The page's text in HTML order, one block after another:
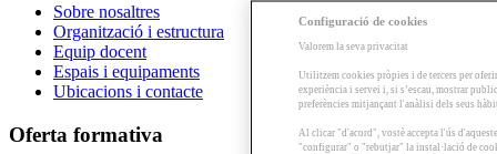
Sobre nosaltres
Organització i estructura
Equip docent
Espais i equipaments
Ubicacions i contacte
Oferta formativa
Configuració de cookies
Valorem la seva privacitat
Utilitzem cookies pròpies i de tercers per
experiència i servei i, si s’escau, mostrar
preferències mitjançant l'anàlisi dels seus
Al clicar "d'acord", vostè accepta l'ús
"configurar" o "rebutjar" la instal·lació de